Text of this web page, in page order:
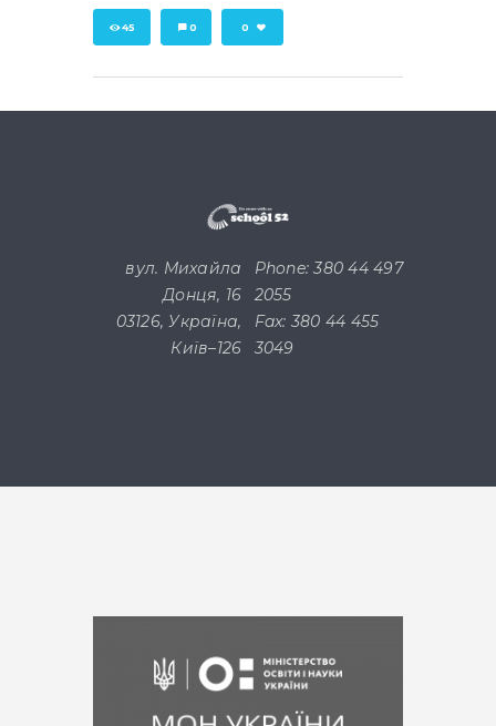
45 0 0
Phone: 380 44 497
2055
Fax: 380 44 455
3049
вул. Михайла
Донця, 16
03126, Україна,
Київ–126